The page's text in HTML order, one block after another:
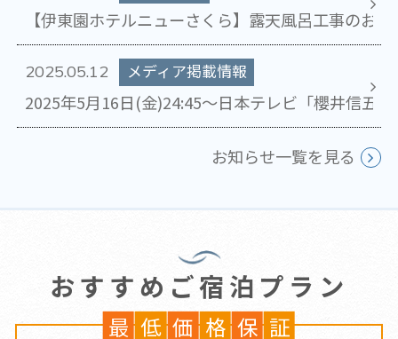
【伊東園ホテルニューさくら】露天風呂工事のお知
2025.05.12 メディア掲載情報
2025年5月16日(金)24:45～日本テレビ「櫻井信五
お知らせ一覧を見る
おすすめご宿泊プラン
最 低 価 格 保 証